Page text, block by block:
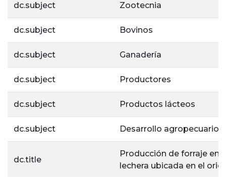
dc.subject Zootecnia
dc.subject Bovinos
dc.subject Ganadería
dc.subject Productores
dc.subject Productos lácteos
dc.subject Desarrollo agropecuario
dc.title
Producción de forraje en
lechera ubicada en el